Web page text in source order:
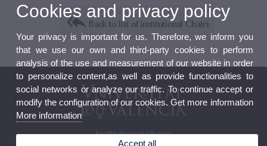
Institutional chairs
Cookies and privacy policy
Your privacy is important for us. Therefore, we inform you
that we use our own and third-party cookies to perform
analysis of the use and measurement of our website in order
to personalize content,as well as provide functionalities to
social networks or analyze our traffic. To continue accept or
modify the configuration of our cookies. Get more information
More information
Accept all